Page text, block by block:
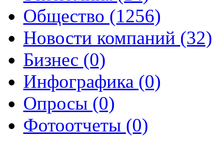
Общество (1256)
Новости компаний (32)
Бизнес (0)
Инфографика (0)
Опросы (0)
Фотоотчеты (0)